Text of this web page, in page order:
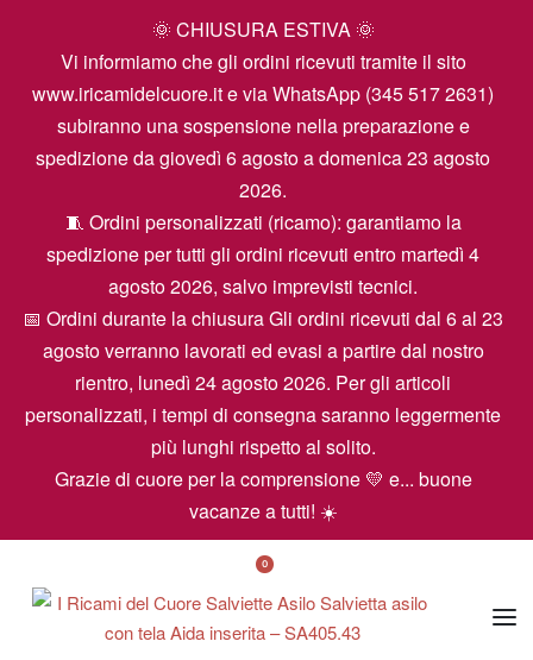
🌞 CHIUSURA ESTIVA 🌞
Vi informiamo che gli ordini ricevuti tramite il sito
www.iricamidelcuore.it e via WhatsApp (345 517 2631)
subiranno una sospensione nella preparazione e
spedizione da giovedì 6 agosto a domenica 23 agosto
2026.
🧵 Ordini personalizzati (ricamo): garantiamo la
spedizione per tutti gli ordini ricevuti entro martedì 4
agosto 2026, salvo imprevisti tecnici.
📅 Ordini durante la chiusura Gli ordini ricevuti dal 6 al 23
agosto verranno lavorati ed evasi a partire dal nostro
rientro, lunedì 24 agosto 2026. Per gli articoli
personalizzati, i tempi di consegna saranno leggermente
più lunghi rispetto al solito.
Grazie di cuore per la comprensione 💛 e... buone
vacanze a tutti! ☀️
0